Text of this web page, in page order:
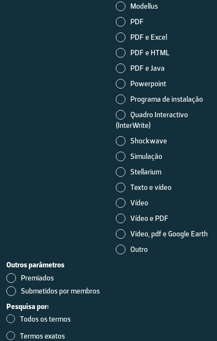
Modellus
PDF
PDF e Excel
PDF e HTML
PDF e Java
Powerpoint
Programa de instalação
Quadro Interactivo
(InterWrite)
Shockwave
Simulação
Stellarium
Texto e vídeo
Vídeo
Vídeo e PDF
Video, pdf e Google Earth
Outro
Outros parâmetros
Premiados
Submetidos por membros
Pesquisa por:
Todos os termos
Termos exatos